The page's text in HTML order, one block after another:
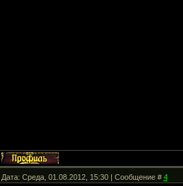
Дата: Среда, 01.08.2012, 15:30 | Сообщение #4